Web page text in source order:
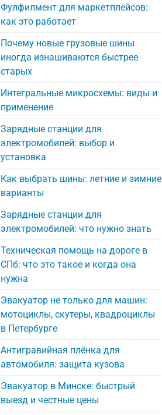
Фулфилмент для маркетплейсов:
как это работает
Почему новые грузовые шины
иногда изнашиваются быстрее
старых
Интегральные микросхемы: виды и
применение
Зарядные станции для
электромобилей: выбор и
установка
Как выбрать шины: летние и зимние
варианты
Зарядные станции для
электромобилей: что нужно знать
Техническая помощь на дороге в
СПб: что это такое и когда она
нужна
Эвакуатор не только для машин:
мотоциклы, скутеры, квадроциклы
в Петербурге
Антигравийная плёнка для
автомобиля: защита кузова
Эвакуатор в Минске: быстрый
выезд и честные цены